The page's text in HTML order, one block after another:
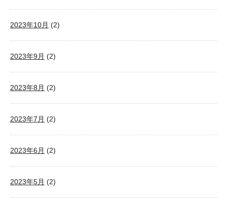
2023年10月 (2)
2023年9月 (2)
2023年8月 (2)
2023年7月 (2)
2023年6月 (2)
2023年5月 (2)